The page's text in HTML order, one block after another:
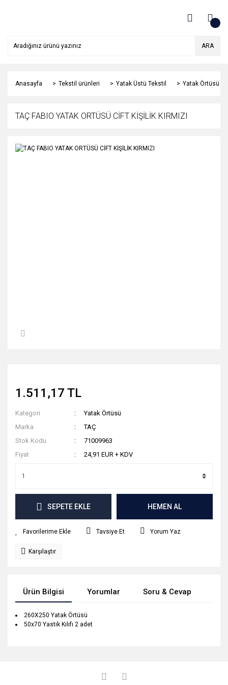
ARA
Anasayfa Tekstil ürünleri Yatak Üstü Tekstil Yatak Örtüsü
TAÇ FABIO YATAK ORTÜSÜ CİFT KİŞİLİK KIRMIZI
1.511,17 TL
Kategori
Yatak Örtüsü
Marka
TAÇ
Stok Kodu
71009963
Fiyat
24,91 EUR + KDV
SEPETE EKLE HEMEN AL
Tavsiye Et Yorum Yaz
Karşılaştır
Ürün Bilgisi Yorumlar Soru & Cevap
260X250 Yatak Örtüsü
50x70 Yastık Kılıfı 2 adet
Görüş ve önerileriniz için teşekkür ederiz.